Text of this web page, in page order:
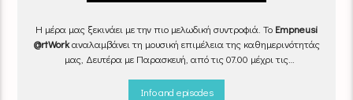
Η μέρα μας ξεκινάει με την πιο μελωδική συντροφιά. Το Empneusi
@rtWorkαναλαμβάνει τη μουσική επιμέλεια της καθημερινότητάς
μας, Δευτέρα με Παρασκευή, από τις 07.00 μέχρι τις
εναλλάσσονται αρμονικά, θυμίζοντάς μας πως δουλειά και
Info and episodes